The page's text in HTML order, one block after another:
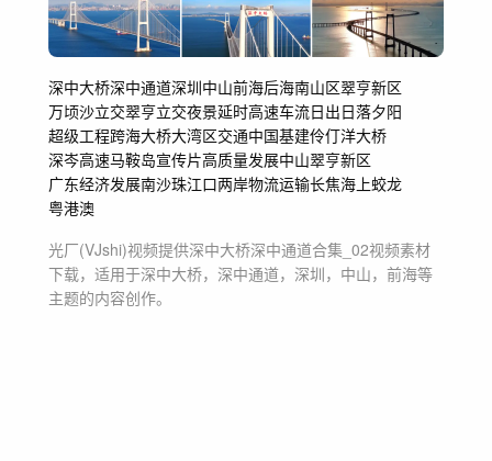
深中大桥深中通道深圳中山前海后海南山区翠亨新区
万顷沙立交翠亨立交夜景延时高速车流日出日落夕阳
超级工程跨海大桥大湾区交通中国基建伶仃洋大桥
深岑高速马鞍岛宣传片高质量发展中山翠亨新区
广东经济发展南沙珠江口两岸物流运输长焦海上蛟龙
粤港澳
光厂(VJshi)视频提供深中大桥深中通道合集_02视频素材
下载，适用于深中大桥，深中通道，深圳，中山，前海等
主题的内容创作。